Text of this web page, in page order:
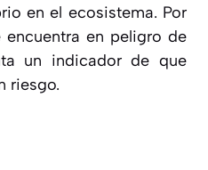
en el ecosistema. Por
en peligro de
un indicador de que
riesgo.